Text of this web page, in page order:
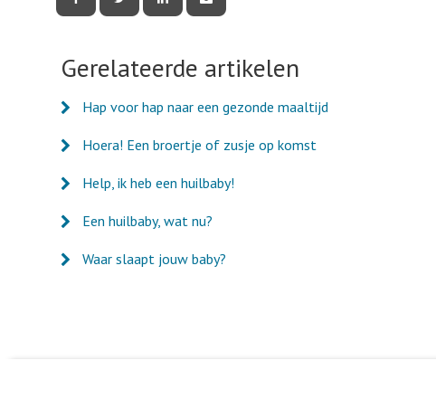
deze deze deze deze
mail
Gerelateerde artikelen
Hap voor hap naar een gezonde maaltijd
Hoera! Een broertje of zusje op komst
Help, ik heb een huilbaby!
Een huilbaby, wat nu?
Waar slaapt jouw baby?